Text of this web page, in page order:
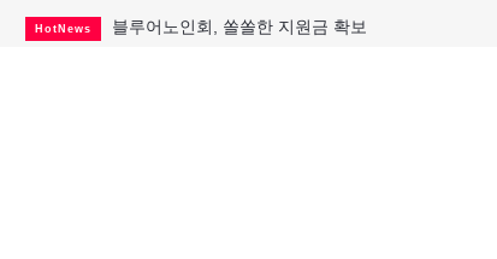
HotNews 블루어노인회, 쏠쏠한 지원금 확보